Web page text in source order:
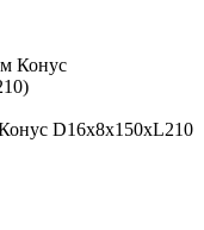
D16х8x150xL210